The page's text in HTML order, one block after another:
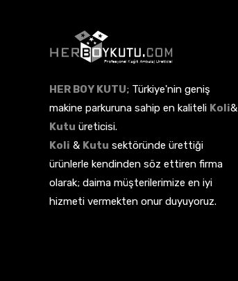
HER BOY KUTU; Türkiye'nin geniş
makine parkuruna sahip en kaliteli Koli&
Kutu üreticisi.
Koli & Kutu sektöründe ürettiği
ürünlerle kendinden söz ettiren firma
olarak; daima müşterilerimize en iyi
hizmeti vermekten onur duyuyoruz.